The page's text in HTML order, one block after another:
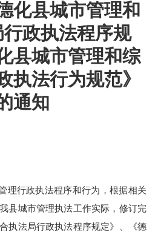
化县城市管理和
政执法程序规
县城市管理和综
执法行为规范》
通知
理行政执法程序和行为，根据相关
县城市管理执法工作实际，修订完
执法局行政执法程序规定》、《德